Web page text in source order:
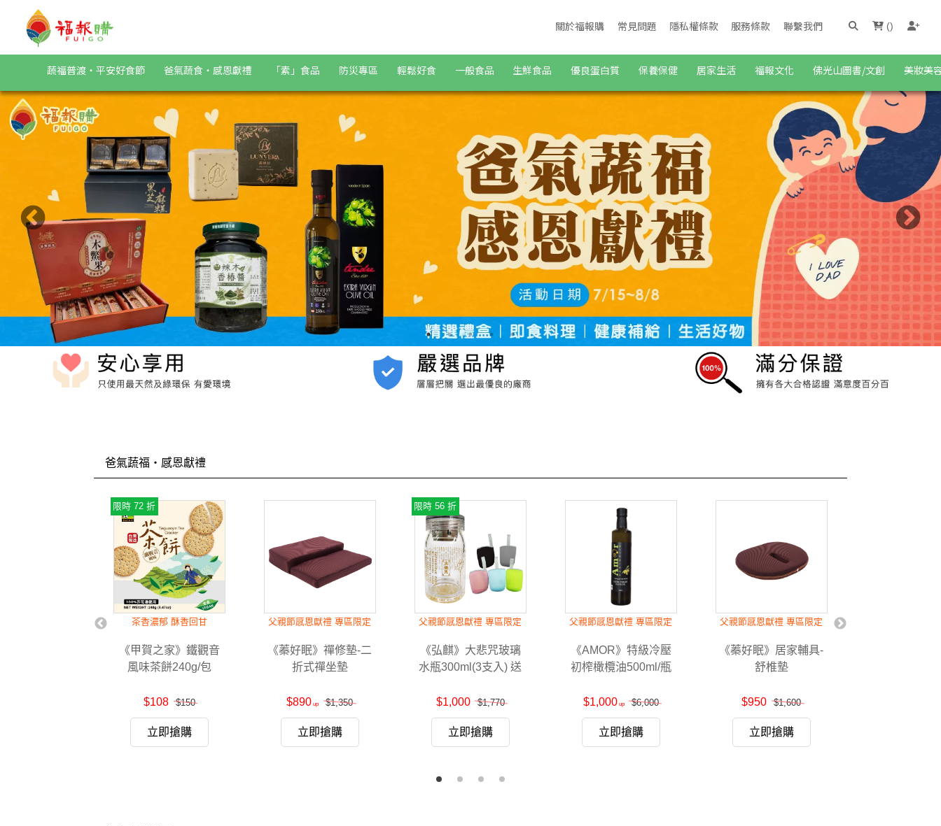
福報購蔬食購物商城，台灣第一素食、環保、愛地球的蔬食購物商城
關於福報購 常見問題 隱私權條款 服務條款 聯繫我們 ()
蔬福普渡・平安好食節 爸氣蔬食・感恩獻禮 「素」食品 防災專區 輕鬆好食 一般食品 生鮮食品 優良蛋白質 保養保健 居家生活 福報文化 佛光山圖書/文創 美妝美
爸氣蔬福・感恩獻禮
限時 72 折
茶香濃郁 酥香回甘
《甲賀之家》鐵觀音
風味茶餅240g/包
$108 $150
立即搶購
父親節感恩獻禮 專區限定
《蓁好眠》禪修墊-二
折式禪坐墊
$890 $1,350
立即搶購
限時 56 折
父親節感恩獻禮 專區限定
《弘麒》大悲咒玻璃
水瓶300ml(3支入) 送
$1,000
$1,770
立即搶購
父親節感恩獻禮 專區限定
《AMOR》特級冷壓
初榨橄欖油500ml/瓶
$1,000 $6,000
立即搶購
父親節感恩獻禮 專區限定
《蓁好眠》居家輔具-
舒椎墊
$950 $1,600
立即搶購